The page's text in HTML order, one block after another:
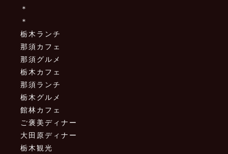
＊
＊
栃木ランチ
那須カフェ
那須グルメ
栃木カフェ
那須ランチ
栃木グルメ
館林カフェ
ご褒美ディナー
大田原ディナー
栃木観光